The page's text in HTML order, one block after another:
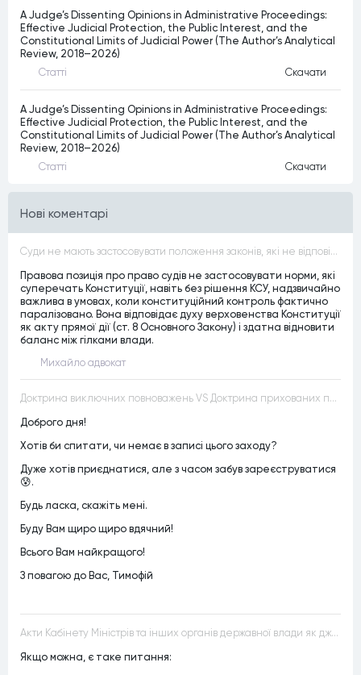
A Judge’s Dissenting Opinions in Administrative Proceedings:
Effective Judicial Protection, the Public Interest, and the
Constitutional Limits of Judicial Power (The Author’s Analytical
Review, 2018–2026)
Статтi Скачати
A Judge’s Dissenting Opinions in Administrative Proceedings:
Effective Judicial Protection, the Public Interest, and the
Constitutional Limits of Judicial Power (The Author’s Analytical
Review, 2018–2026)
Статтi Скачати
Нові коментарі
Суди не мають застосовувати положення законів, які не відповідають Конституції, незалежно від того, чи визнавалися вони Конституційним Судом України неконституційними, тобто закони, що суперечать Конституції України не можуть застосовуватися навіть у випадках, коли вони є чинними
Правова позиція про право судів не застосовувати норми, які
суперечать Конституції, навіть без рішення КСУ, надзвичайно
важлива в умовах, коли конституційний контроль фактично
паралізовано. Вона відповідає духу верховенства Конституції
як акту прямої дії (ст. 8 Основного Закону) і здатна відновити
баланс між гілками влади.
Михайло адвокат
Доктрина виключних повноважень VS Доктрина прихованих повноважень
Доброго дня!
Хотів би спитати, чи немає в записі цього заходу?
Дуже хотів приєднатися, але з часом забув зареєструватися
😰.
Будь ласка, скажіть мені.
Буду Вам щиро щиро вдячний!
Всього Вам найкращого!
З повагою до Вас, Тимофій
Акти Кабінету Міністрів та інших органів державної влади як джерела конституційного права
Якщо можна, є таке питання: